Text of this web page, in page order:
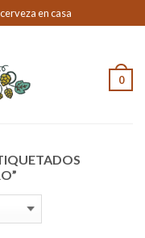
en casa
0